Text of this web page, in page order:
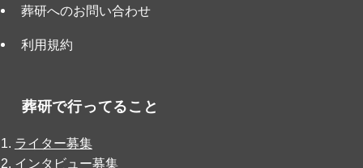
葬研へのお問い合わせ
利用規約
葬研で行ってること
ライター募集
インタビュー募集